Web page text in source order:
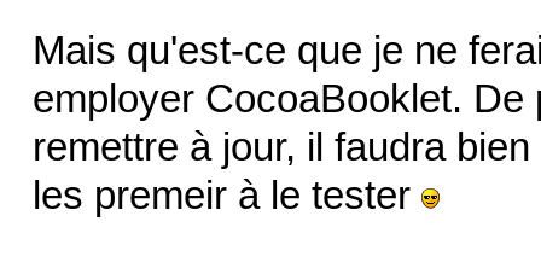
Mais qu'est-ce que je ne
employer CocoaBooklet.
remettre à jour, il faudra
les premeir à le tester